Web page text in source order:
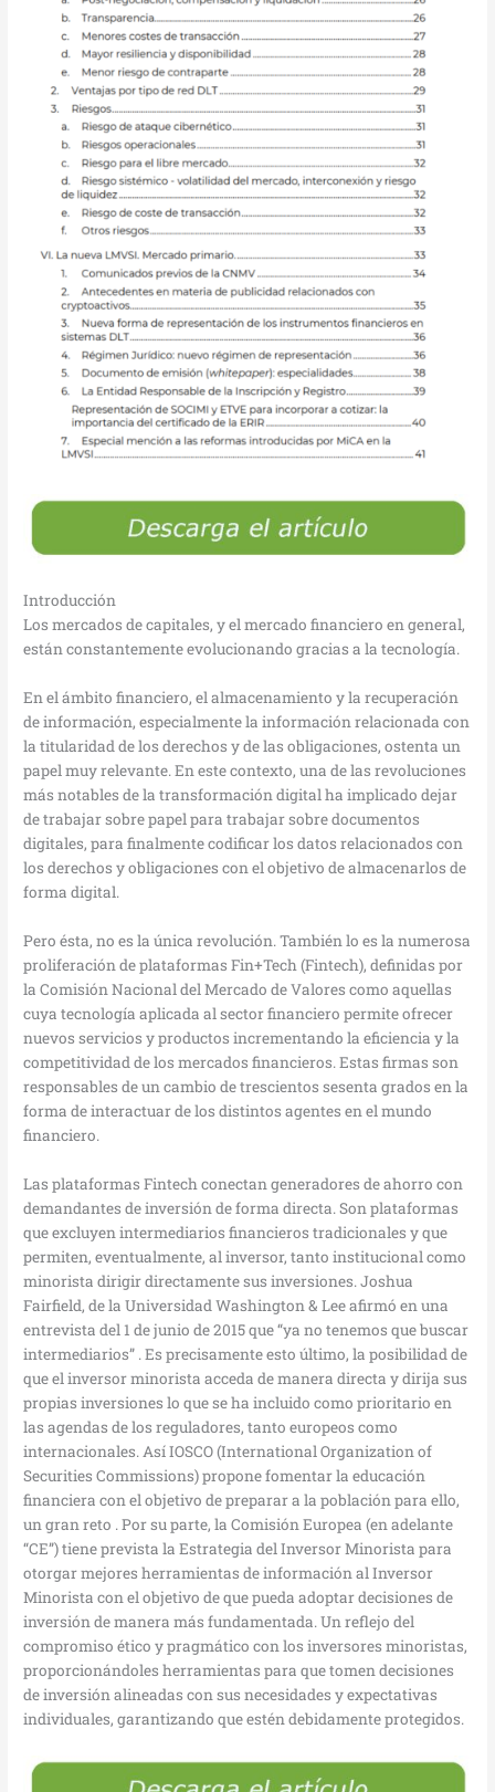
Introducción
Los mercados de capitales, y el mercado financiero en general,
están constantemente evolucionando gracias a la tecnología.
En el ámbito financiero, el almacenamiento y la recuperación
de información, especialmente la información relacionada con
la titularidad de los derechos y de las obligaciones, ostenta un
papel muy relevante. En este contexto, una de las revoluciones
más notables de la transformación digital ha implicado dejar
de trabajar sobre papel para trabajar sobre documentos
digitales, para finalmente codificar los datos relacionados con
los derechos y obligaciones con el objetivo de almacenarlos de
forma digital.
Pero ésta, no es la única revolución. También lo es la numerosa
proliferación de plataformas Fin+Tech (Fintech), definidas por
la Comisión Nacional del Mercado de Valores como aquellas
cuya tecnología aplicada al sector financiero permite ofrecer
nuevos servicios y productos incrementando la eficiencia y la
competitividad de los mercados financieros. Estas firmas son
responsables de un cambio de trescientos sesenta grados en la
forma de interactuar de los distintos agentes en el mundo
financiero.
Las plataformas Fintech conectan generadores de ahorro con
demandantes de inversión de forma directa. Son plataformas
que excluyen intermediarios financieros tradicionales y que
permiten, eventualmente, al inversor, tanto institucional como
minorista dirigir directamente sus inversiones. Joshua
Fairfield, de la Universidad Washington & Lee afirmó en una
entrevista del 1 de junio de 2015 que “ya no tenemos que buscar
intermediarios” . Es precisamente esto último, la posibilidad de
que el inversor minorista acceda de manera directa y dirija sus
propias inversiones lo que se ha incluido como prioritario en
las agendas de los reguladores, tanto europeos como
internacionales. Así IOSCO (International Organization of
Securities Commissions) propone fomentar la educación
financiera con el objetivo de preparar a la población para ello,
un gran reto . Por su parte, la Comisión Europea (en adelante
“CE”) tiene prevista la Estrategia del Inversor Minorista para
otorgar mejores herramientas de información al Inversor
Minorista con el objetivo de que pueda adoptar decisiones de
inversión de manera más fundamentada. Un reflejo del
compromiso ético y pragmático con los inversores minoristas,
proporcionándoles herramientas para que tomen decisiones
de inversión alineadas con sus necesidades y expectativas
individuales, garantizando que estén debidamente protegidos.